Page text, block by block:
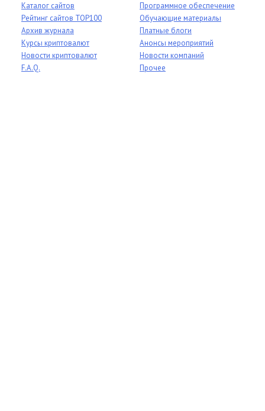
Каталог сайтов
Рейтинг сайтов TOP100
Архив журнала
Курсы криптовалют
Новости криптовалют
F.A.Q.
Программное обеспечение
Обучающие материалы
Платные блоги
Анонсы мероприятий
Новости компаний
Прочее